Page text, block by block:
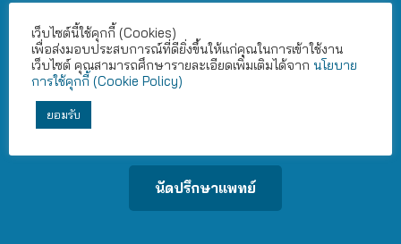
ความสำเร็จที่ใครๆ ก็มีได้
เราพร้อมมุ่งมั่น สานฝัน สู่ความเป็นพ่อและแม่
นัดปรึกษาแพทย์
เว็บไซต์นี้ใช้คุกกี้ (Cookies)
เพื่อส่งมอบประสบการณ์ที่ดียิ่งขึ้นให้แก่คุณในการเข้าใช้งาน
เว็บไซต์ คุณสามารถศึกษารายละเอียดเพิ่มเติมได้จาก นโยบาย
การใช้คุกกี้ (Cookie Policy)
ยอมรับ